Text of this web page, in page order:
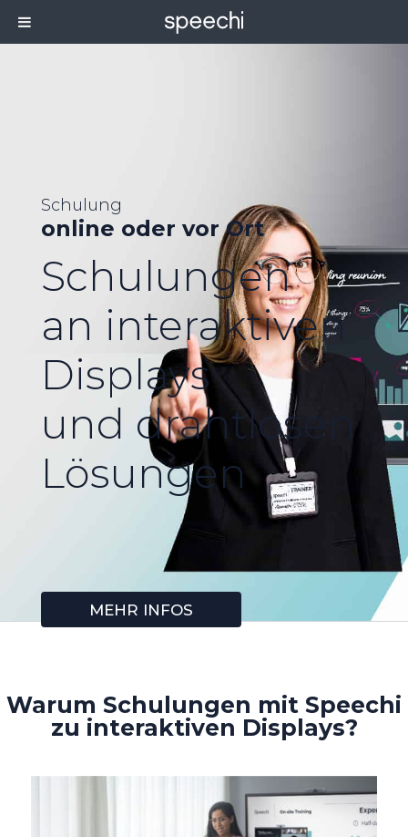
Schulung
online oder vor Ort
Schulungen
an interaktiven
Displays
und drahtlosen
Lösungen
MEHR INFOS
Warum Schulungen mit Speechi
zu interaktiven Displays?